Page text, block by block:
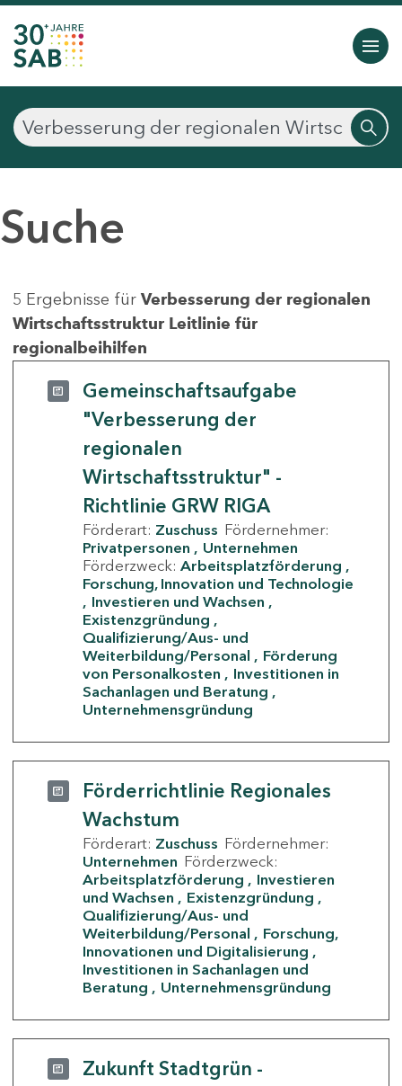
Suche
5 Ergebnisse für Verbesserung der regionalen
Wirtschaftsstruktur Leitlinie für
regionalbeihilfen
Gemeinschaftsaufgabe
"Verbesserung der
regionalen
Wirtschaftsstruktur" -
Richtlinie GRW RIGA
Förderart: Zuschuss Fördernehmer:
Privatpersonen
Unternehmen
Förderzweck: Arbeitsplatzförderung
Forschung, Innovation und Technologie
Investieren und Wachsen
Existenzgründung
Qualifizierung/Aus- und
Weiterbildung/Personal
Förderung
von Personalkosten
Investitionen in
Sachanlagen und Beratung
Unternehmensgründung
Förderrichtlinie Regionales
Wachstum
Förderart: Zuschuss Fördernehmer:
Unternehmen Förderzweck:
Arbeitsplatzförderung
Investieren
und Wachsen
Existenzgründung
Qualifizierung/Aus- und
Weiterbildung/Personal
Forschung,
Innovationen und Digitalisierung
Investitionen in Sachanlagen und
Beratung
Unternehmensgründung
Zukunft Stadtgrün -